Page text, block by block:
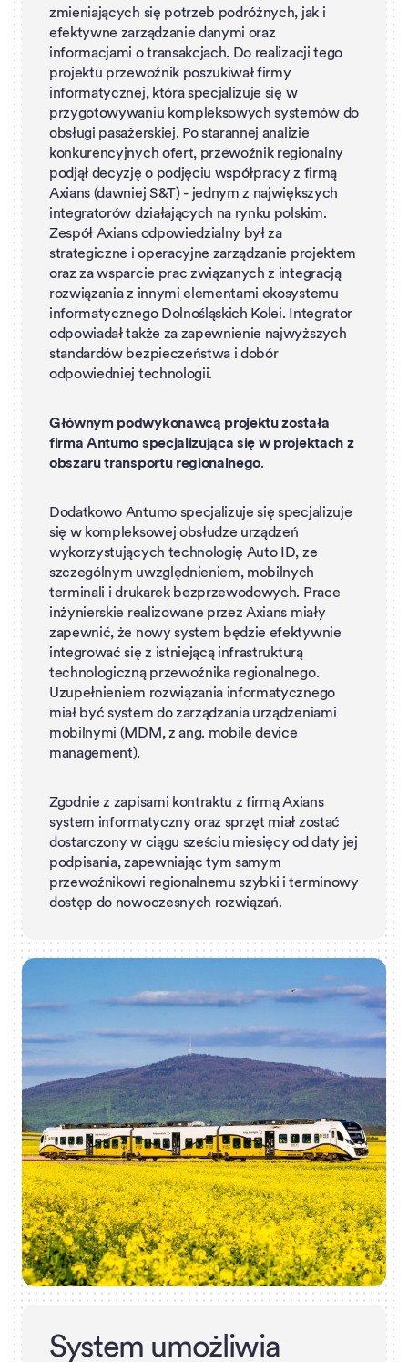
zmieniających się potrzeb podróżnych, jak i
efektywne zarządzanie danymi oraz
informacjami o transakcjach. Do realizacji tego
projektu przewoźnik poszukiwał firmy
informatycznej, która specjalizuje się w
przygotowywaniu kompleksowych systemów do
obsługi pasażerskiej. Po starannej analizie
konkurencyjnych ofert, przewoźnik regionalny
podjął decyzję o podjęciu współpracy z firmą
Axians (dawniej S&T) - jednym z największych
integratorów działających na rynku polskim.
Zespół Axians odpowiedzialny był za
strategiczne i operacyjne zarządzanie projektem
oraz za wsparcie prac związanych z integracją
rozwiązania z innymi elementami ekosystemu
informatycznego Dolnośląskich Kolei. Integrator
odpowiadał także za zapewnienie najwyższych
standardów bezpieczeństwa i dobór
odpowiedniej technologii.
Głównym podwykonawcą projektu została
firma Antumo specjalizująca się w projektach z
obszaru transportu regionalnego.
Dodatkowo Antumo specjalizuje się specjalizuje
się w kompleksowej obsłudze urządzeń
wykorzystujących technologię Auto ID, ze
szczególnym uwzględnieniem, mobilnych
terminali i drukarek bezprzewodowych. Prace
inżynierskie realizowane przez Axians miały
zapewnić, że nowy system będzie efektywnie
integrować się z istniejącą infrastrukturą
technologiczną przewoźnika regionalnego.
Uzupełnieniem rozwiązania informatycznego
miał być system do zarządzania urządzeniami
mobilnymi (MDM, z ang. mobile device
management).
Zgodnie z zapisami kontraktu z firmą Axians
system informatyczny oraz sprzęt miał zostać
dostarczony w ciągu sześciu miesięcy od daty jej
podpisania, zapewniając tym samym
przewoźnikowi regionalnemu szybki i terminowy
dostęp do nowoczesnych rozwiązań.
System umoż iwia